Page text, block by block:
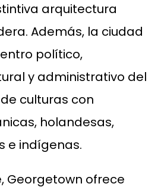
arquitectura
Además, la ciudad
político,
y administrativo del
culturas con
holandesas,
e indígenas.
Georgetown ofrece